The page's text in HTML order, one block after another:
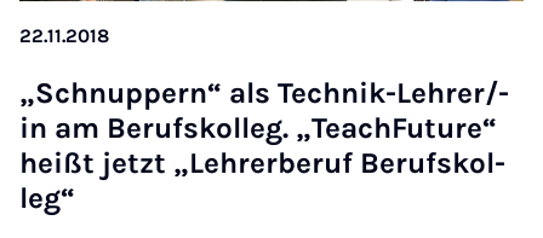
22.11.2018
„Schnup­pern“ als Tech­nik-Leh­rer/-
in am Be­rufs­kol­leg. „Te­ach­Fu­ture“
heißt jetzt „Lehr­er­be­ruf Be­rufs­kol­
leg“